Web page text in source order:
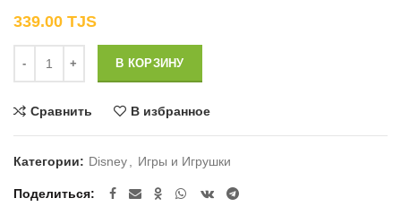
339.00 TJS
В КОРЗИНУ
Сравнить В избранное
Категории: Disney, Игры и Игрушки
Поделиться